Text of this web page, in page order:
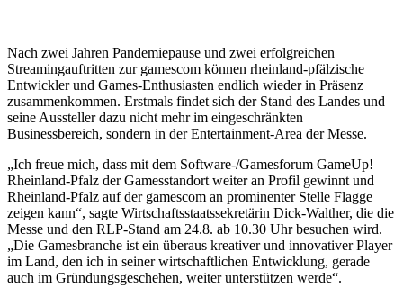
Nach zwei Jahren Pandemiepause und zwei erfolgreichen
Streamingauftritten zur gamescom können rheinland-pfälzische
Entwickler und Games-Enthusiasten endlich wieder in Präsenz
zusammenkommen. Erstmals findet sich der Stand des Landes und
seine Aussteller dazu nicht mehr im eingeschränkten
Businessbereich, sondern in der Entertainment-Area der Messe.
„Ich freue mich, dass mit dem Software-/Gamesforum GameUp!
Rheinland-Pfalz der Gamesstandort weiter an Profil gewinnt und
Rheinland-Pfalz auf der gamescom an prominenter Stelle Flagge
zeigen kann“, sagte Wirtschaftsstaatssekretärin Dick-Walther, die die
Messe und den RLP-Stand am 24.8. ab 10.30 Uhr besuchen wird.
„Die Gamesbranche ist ein überaus kreativer und innovativer Player
im Land, den ich in seiner wirtschaftlichen Entwicklung, gerade
auch im Gründungsgeschehen, weiter unterstützen werde“.